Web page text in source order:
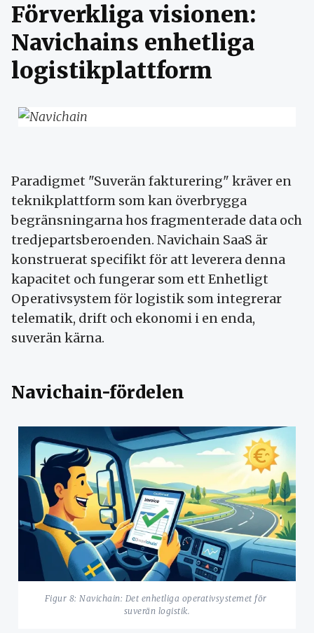
Förverkliga visionen:
Navichains enhetliga
logistikplattform
Paradigmet "Suverän fakturering" kräver en
teknikplattform som kan överbrygga
begränsningarna hos fragmenterade data och
tredjepartsberoenden. Navichain SaaS är
konstruerat specifikt för att leverera denna
kapacitet och fungerar som ett Enhetligt
Operativsystem för logistik som integrerar
telematik, drift och ekonomi i en enda,
suverän kärna.
Navichain-fördelen
Figur 8: Navichain: Det enhetliga operativsystemet för
suverän logistik.